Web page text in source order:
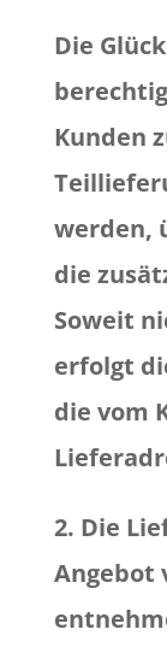
Die
Kunden
werden,
die
Soweit
erfolgt
die vom
2. Die
Angebot